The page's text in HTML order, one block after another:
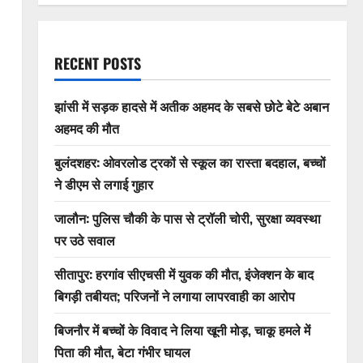
RECENT POSTS
झांसी में सड़क हादसे में अतीक अहमद के सबसे छोटे बेटे अबान
अहमद की मौत
बुलंदशहर: ओवरलोड ट्रकों से स्कूल का रास्ता बदहाल, बच्चों
ने डीएम से लगाई गुहार
जालौन: पुलिस चौकी के पास से ट्रॉली चोरी, सुरक्षा व्यवस्था
पर उठे सवाल
सीतापुर: हरगांव सीएचसी में युवक की मौत, इंजेक्शन के बाद
बिगड़ी तबीयत; परिजनों ने लगाया लापरवाही का आरोप
बिजनौर में बच्चों के विवाद ने लिया खूनी मोड़, चाकू हमले में
पिता की मौत, बेटा गंभीर घायल